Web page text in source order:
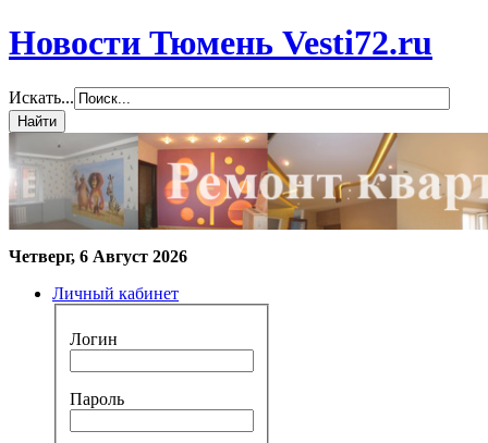
Новости Тюмень Vesti72.ru
Искать...
Четверг, 6 Август 2026
Личный кабинет
Логин
Пароль